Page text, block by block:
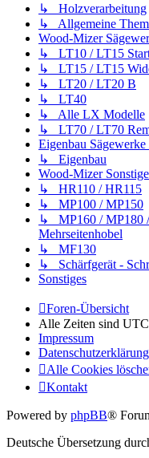
↳ Holzverarbeitung
↳ Allgemeine
Wood-Mizer
↳ LT10 / LT15
↳ LT15 / LT15
↳ LT20 / LT20 B
↳ LT40
↳ Alle LX Modelle
↳ LT70 / LT70
Eigenbau
↳ Eigenbau
Wood-Mizer
↳ HR110 / HR115
↳ MP100 / MP150
↳ MP160 / MP180
Mehrseitenhobel
↳ MF130
↳ Schärfgerät -
Sonstiges
Foren-Übersicht
Alle Zeiten sind
Impressum
Datenschutzerklärung
Alle Cookies
Kontakt
Powered by phpBB®
Deutsche Übersetzung